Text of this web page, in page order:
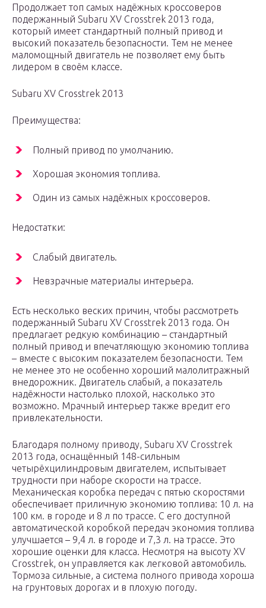
Продолжает топ самых надёжных кроссоверов
подержанный Subaru XV Crosstrek 2013 года,
который имеет стандартный полный привод и
высокий показатель безопасности. Тем не менее
маломощный двигатель не позволяет ему быть
лидером в своём классе.
Subaru XV Crosstrek 2013
Преимущества:
Полный привод по умолчанию.
Хорошая экономия топлива.
Один из самых надёжных кроссоверов.
Недостатки:
Слабый двигатель.
Невзрачные материалы интерьера.
Есть несколько веских причин, чтобы рассмотреть
подержанный Subaru XV Crosstrek 2013 года. Он
предлагает редкую комбинацию – стандартный
полный привод и впечатляющую экономию топлива
– вместе с высоким показателем безопасности. Тем
не менее это не особенно хороший малолитражный
внедорожник. Двигатель слабый, а показатель
надёжности настолько плохой, насколько это
возможно. Мрачный интерьер также вредит его
привлекательности.
Благодаря полному приводу, Subaru XV Crosstrek
2013 года, оснащённый 148-сильным
четырёхцилиндровым двигателем, испытывает
трудности при наборе скорости на трассе.
Механическая коробка передач с пятью скоростями
обеспечивает приличную экономию топлива: 10 л. на
100 км. в городе и 8 л по трассе. С его доступной
автоматической коробкой передач экономия топлива
улучшается – 9,4 л. в городе и 7,3 л. на трассе. Это
хорошие оценки для класса. Несмотря на высоту XV
Crosstrek, он управляется как легковой автомобиль.
Тормоза сильные, а система полного привода хороша
на грунтовых дорогах и в плохую погоду.